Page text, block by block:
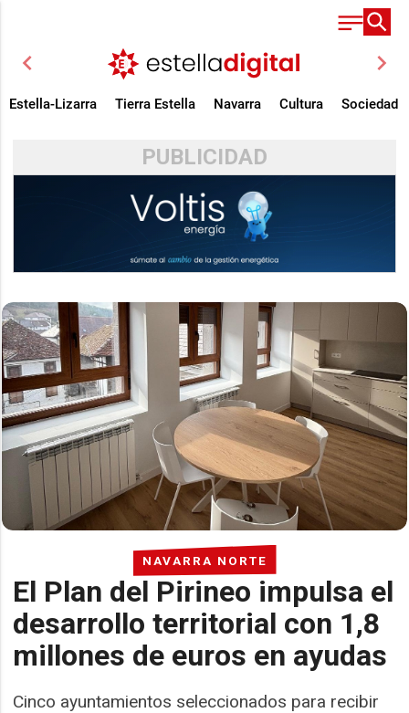
chevron_left chevron_right
Estella-Lizarra Tierra Estella Navarra Cultura Sociedad
PUBLICIDAD
NAVARRA NORTE
El Plan del Pirineo impulsa el
desarrollo territorial con 1,8
millones de euros en ayudas
Cinco ayuntamientos seleccionados para recibir